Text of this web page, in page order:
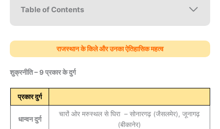
Table of Contents
राजस्थान के किले और उनका ऐतिहासिक महत्व
शुक्रनीति – 9 प्रकार के दुर्ग
प्रकार दुर्ग
धान्वन दुर्ग
चारों ओर मरुस्थल से घिरा – सोनारगढ़ (जैसलमेर), जूनागढ़
(बीकानेर)